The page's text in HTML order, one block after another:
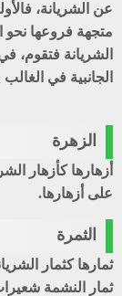
عن الشريانة،
متجهة فروعها نحو
الشريانة فتقوم،
الجانبية في
الزهرة
أزهارها كأزهار
على أزهارها.
الثمرة
ثمارها كثمار
ثمار النشمة